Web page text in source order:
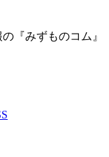
『みずものコム』